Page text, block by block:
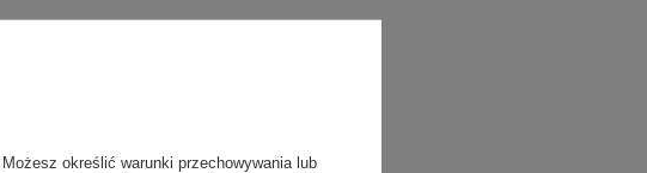
. Możesz określić warunki przechowywania lub